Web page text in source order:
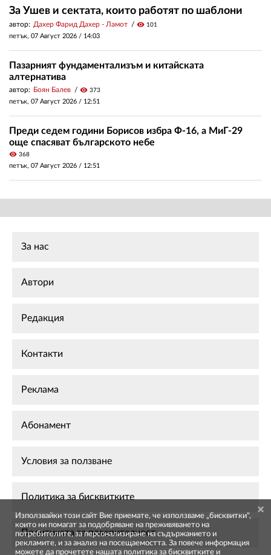
За Ушев и сектата, които работят по шаблони
автор: Дахер Фарид Дахер - Ламот visibility 101
петък, 07 Август 2026 / 14:03
Пазарният фундаментализъм и китайската
алтернатива
автор: Боян Балев visibility 373
петък, 07 Август 2026 / 12:51
Преди седем години Борисов избра Ф-16, а МиГ-29
още спасяват българското небе
visibility 368
петък, 07 Август 2026 / 12:51
За нас
Автори
Редакция
Контакти
Реклама
Абонамент
Условия за ползване
Политика за бисквитките
Политиката за поверителност
Използвайки този сайт Вие приемате, че използваме „бисквитки",
които ни помагат за подобряване на преживяването на
потребителите, за персонализиране на съдържанието и
рекламите, и за анализ на посещаемостта. За повече информация
можете да прочетете нашата политика за бисквитките и